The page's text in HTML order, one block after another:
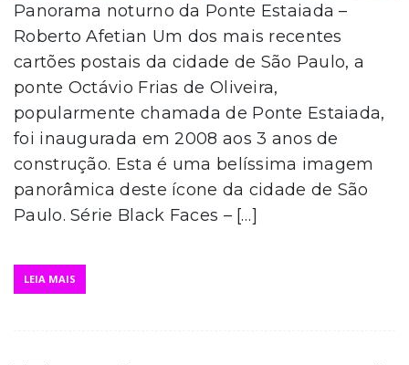
Panorama noturno da Ponte Estaiada –
Roberto Afetian Um dos mais recentes
cartões postais da cidade de São Paulo, a
ponte Octávio Frias de Oliveira,
popularmente chamada de Ponte Estaiada,
foi inaugurada em 2008 aos 3 anos de
construção. Esta é uma belíssima imagem
panorâmica deste ícone da cidade de São
Paulo. Série Black Faces – […]
LEIA MAIS